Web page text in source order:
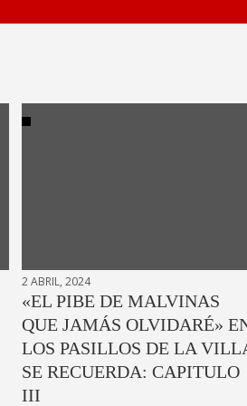
2 ABRIL, 2024
«EL PIBE DE MALVINAS
QUE JAMÁS OLVIDARÉ»
LOS PASILLOS DE LA
SE RECUERDA: CAPITULO
III